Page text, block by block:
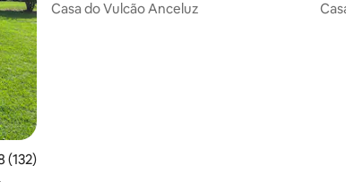
uma avaliação média de 5, 132 avaliações
(132)
r
Casa do Vulcão Anceluz